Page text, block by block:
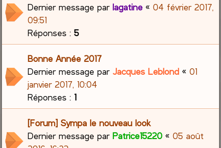
Dernier message parlagatine «04 février 2017,
09:51
Réponses :5
Bonne Année 2017
Dernier message parJacques Leblond «01
janvier 2017, 10:04
Réponses :1
[Forum] Sympa le nouveau look
Dernier message parPatrice15220 «05 août